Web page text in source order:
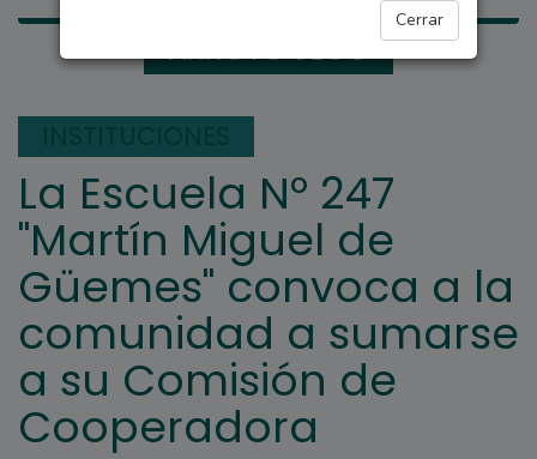
Cerrar
ARROYO SECO
La Escuela Nº 247
"Martín Miguel de
Güemes" convoca a la
comunidad a sumarse
a su Comisión de
Cooperadora